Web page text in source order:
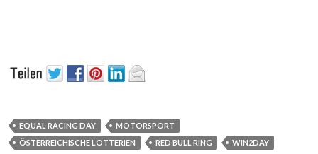
EQUAL RACING DAY
MOTORSPORT
ÖSTERREICHISCHE LOTTERIEN
RED BULL RING WIN2DAY